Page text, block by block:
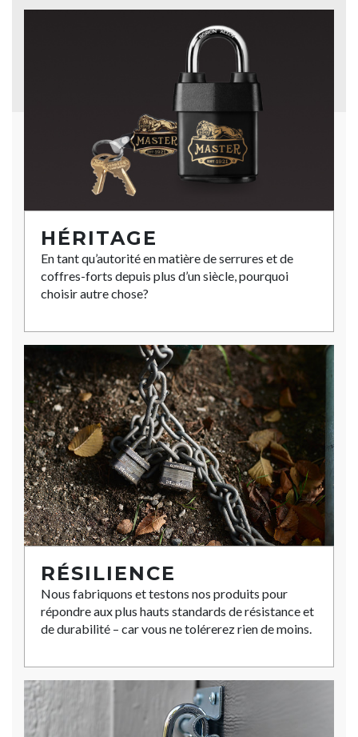
HÉRITAGE
En tant qu’autorité en matière de serrures et de
coffres-forts depuis plus d’un siècle, pourquoi
choisir autre chose?
RÉSILIENCE
Nous fabriquons et testons nos produits pour
répondre aux plus hauts standards de résistance et
de durabilité – car vous ne tolérerez rien de moins.